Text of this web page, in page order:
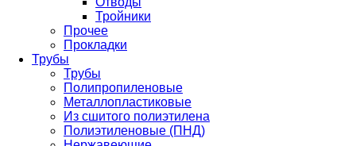
Тройники
Прочее
Прокладки
Трубы
Трубы
Полипропиленовые
Металлопластиковые
Из сшитого полиэтилена
Полиэтиленовые (ПНД)